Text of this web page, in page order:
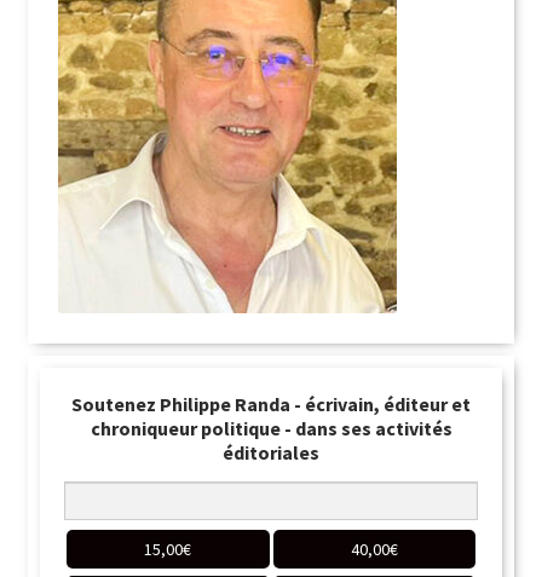
Soutenez Philippe Randa - écrivain, éditeur et
chroniqueur politique - dans ses activités
éditoriales
15,00€ 40,00€